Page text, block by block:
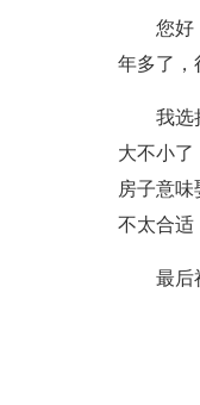
您好
年多了，
我选
大不小了
房子意
不太合适
最后